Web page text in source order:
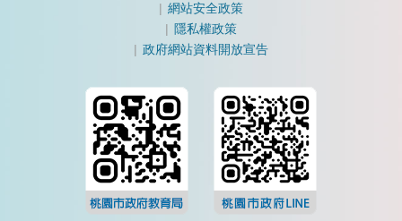
|網站安全政策
| 隱私權政策
|政府網站資料開放宣告